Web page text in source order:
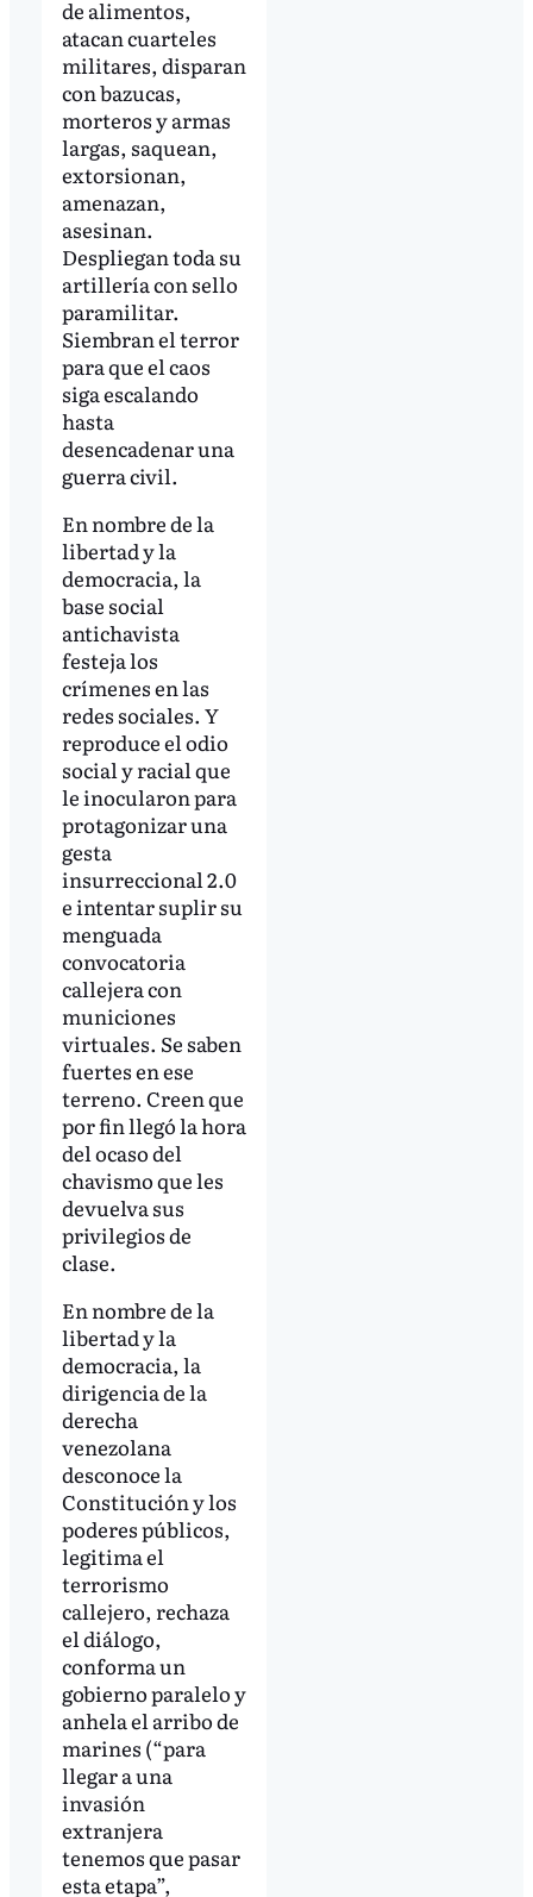
de alimentos,
atacan cuarteles
militares, disparan
con bazucas,
morteros y armas
largas, saquean,
extorsionan,
amenazan,
asesinan.
Despliegan toda su
artillería con sello
paramilitar.
Siembran el terror
para que el caos
siga escalando
hasta
desencadenar una
guerra civil.
En nombre de la
libertad y la
democracia, la
base social
antichavista
festeja los
crímenes en las
redes sociales. Y
reproduce el odio
social y racial que
le inocularon para
protagonizar una
gesta
insurreccional 2.0
e intentar suplir su
menguada
convocatoria
callejera con
municiones
virtuales. Se saben
fuertes en ese
terreno. Creen que
por fin llegó la hora
del ocaso del
chavismo que les
devuelva sus
privilegios de
clase.
En nombre de la
libertad y la
democracia, la
dirigencia de la
derecha
venezolana
desconoce la
Constitución y los
poderes públicos,
legitima el
terrorismo
callejero, rechaza
el diálogo,
conforma un
gobierno paralelo y
anhela el arribo de
marines (“para
llegar a una
invasión
extranjera
tenemos que pasar
esta etapa”,